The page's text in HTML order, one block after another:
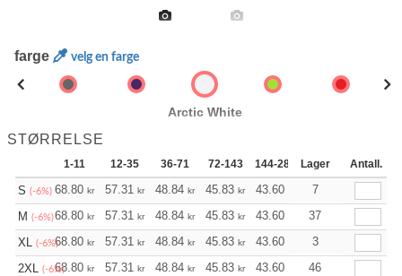
farge velg en farge
Arctic White
STØRRELSE
1-11 12-35 36-71 72-143 144-287 288 + Mer
Lager Antall.
S (-6%) 68.80 kr 57.31 kr 48.84 kr 45.83 kr 43.60 43.15
7
M (-6%)68.80 kr 57.31 kr 48.84 kr 45.83 kr 43.60 43.15
37
XL (-6%)68.80 kr 57.31 kr 48.84 kr 45.83 kr 43.60 43.15
3
2XL (-6%)68.80 kr 57.31 kr 48.84 kr 45.83 kr 43.60 43.15
46